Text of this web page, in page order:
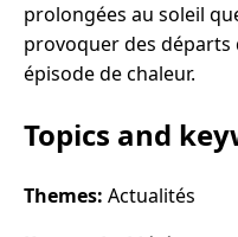
prolongées au soleil
provoquer des départs
épisode de chaleur.
Topics and
Themes: Actualités